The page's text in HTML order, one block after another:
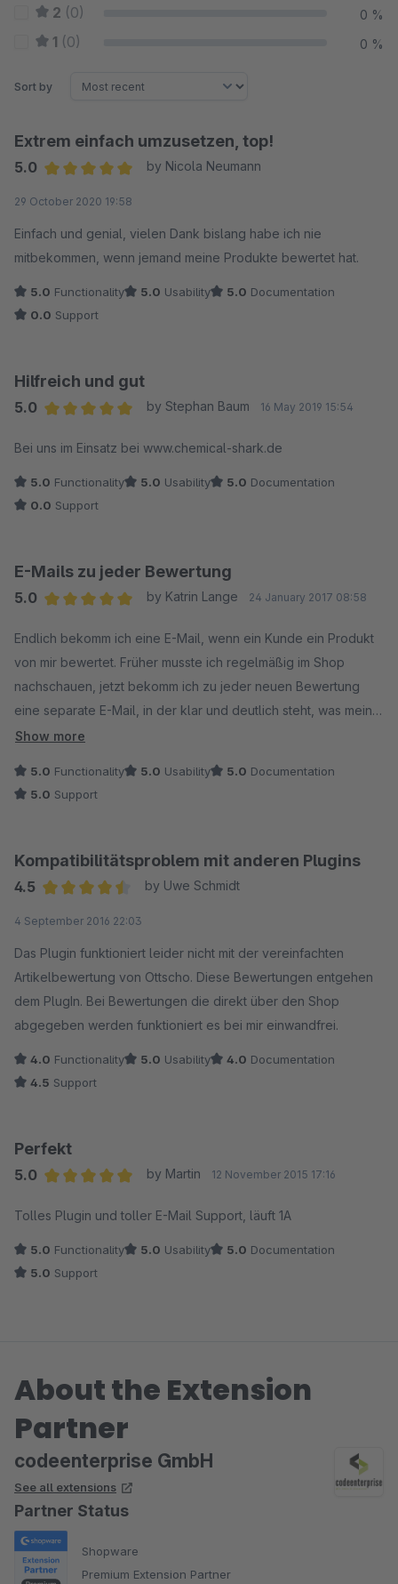
2 (0) 0 %
1 (0) 0 %
Sort by
Extrem einfach umzusetzen, top!
5.0
by Nicola Neumann
29 October 2020 19:58
Einfach und genial, vielen Dank bislang habe ich nie
mitbekommen, wenn jemand meine Produkte bewertet hat.
5.0 Functionality 5.0 Usability 5.0 Documentation
0.0 Support
Hilfreich und gut
5.0
by Stephan Baum 16 May 2019 15:54
Bei uns im Einsatz bei www.chemical-shark.de
5.0 Functionality 5.0 Usability 5.0 Documentation
0.0 Support
E-Mails zu jeder Bewertung
5.0
by Katrin Lange 24 January 2017 08:58
Endlich bekomm ich eine E-Mail, wenn ein Kunde ein Produkt
von mir bewertet. Früher musste ich regelmäßig im Shop
nachschauen, jetzt bekomm ich zu jeder neuen Bewertung
eine separate E-Mail, in der klar und deutlich steht, was mein
Kunde in seiner Bewertung geschrieben hat.
Show more
5.0 Functionality 5.0 Usability 5.0 Documentation
5.0 Support
Kompatibilitätsproblem mit anderen Plugins
4.5
by Uwe Schmidt
4 September 2016 22:03
Das Plugin funktioniert leider nicht mit der vereinfachten
Artikelbewertung von Ottscho. Diese Bewertungen entgehen
dem PlugIn. Bei Bewertungen die direkt über den Shop
abgegeben werden funktioniert es bei mir einwandfrei.
4.0 Functionality 5.0 Usability 4.0 Documentation
4.5 Support
Perfekt
5.0
by Martin 12 November 2015 17:16
Tolles Plugin und toller E-Mail Support, läuft 1A
5.0 Functionality 5.0 Usability 5.0 Documentation
5.0 Support
About the Extension
Partner
codeenterprise GmbH
See all extensions
Partner Status
Shopware
Premium Extension Partner